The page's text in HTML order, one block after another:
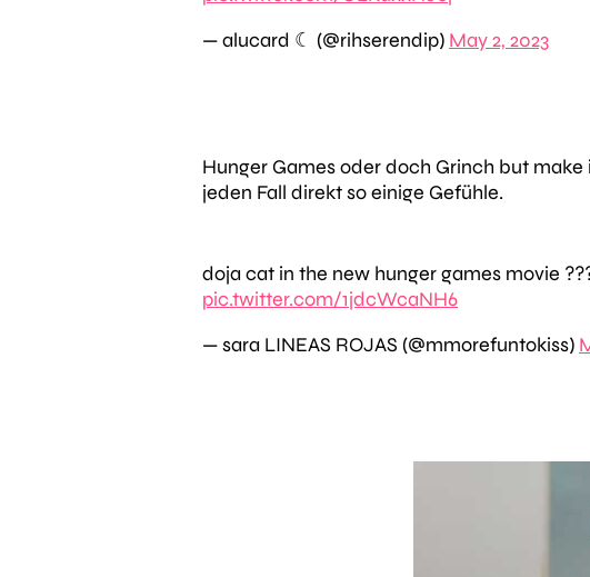
— alucard ☾ (@rihserendip) May 2, 2023
Hunger Games oder doch Grinch but
jeden Fall direkt so einige Gefühle.
doja cat in the new hunger games movie
pic.twitter.com/1jdcWcaNH6
— sara LINEAS ROJAS (@mmorefuntokiss)